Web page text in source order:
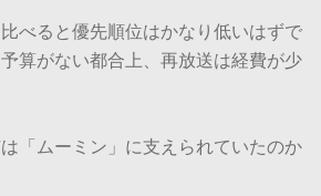
べると優先順位はかなり低いはずで
算がない都合上、再放送は経費が少
「ムーミン」に支えられていたのか